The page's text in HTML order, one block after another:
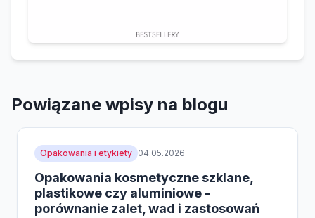
Powiązane wpisy na blogu
Opakowania i etykiety 04.05.2026
Opakowania kosmetyczne szklane,
plastikowe czy aluminiowe -
porównanie zalet, wad i zastosowań